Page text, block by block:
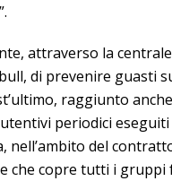
attraverso la
di prevenire guasti
raggiunto
periodici
nell’ambito del
che copre tutti i